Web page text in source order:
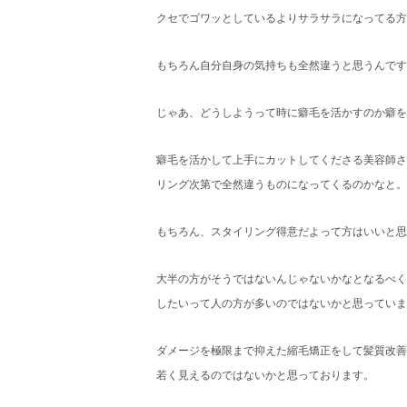
クセでゴワッとしているよりサラサラになってる
もちろん自分自身の気持ちも全然違うと思うんで
じゃあ、どうしようって時に癖毛を活かすのか癖
癖毛を活かして上手にカットしてくださる美容師
リング次第で全然違うものになってくるのかなと。
もちろん、スタイリング得意だよって方はいいと
大半の方がそうではないんじゃないかなとなるべ
したいって人の方が多いのではないかと思ってい
ダメージを極限まで抑えた縮毛矯正をして髪質改
若く見えるのではないかと思っております。